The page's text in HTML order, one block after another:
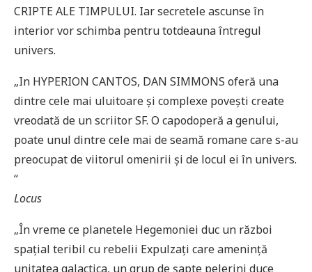
CRIPTE ALE TIMPULUI. Iar secretele ascunse în
interior vor schimba pentru totdeauna întregul
univers.
„In HYPERION CANTOS, DAN SIMMONS oferă una
dintre cele mai uluitoare și complexe povești create
vreodată de un scriitor SF. O capodoperă a genului,
poate unul dintre cele mai de seamă romane care s-au
preocupat de viitorul omenirii și de locul ei în univers.
“
Locus
„În vreme ce planetele Hegemoniei duc un război
spațial teribil cu rebelii Expulzați care amenință
unitatea galactica, un grup de șapte pelerini duce